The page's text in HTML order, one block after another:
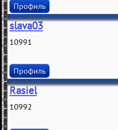
Профиль
slava03
10991
Профиль
Rasiel
10992